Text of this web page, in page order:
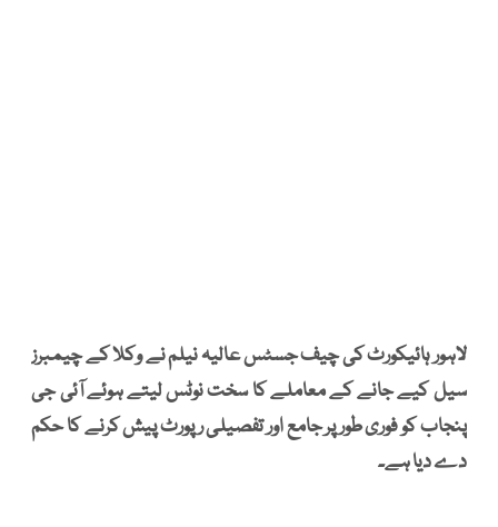
لاہور ہائیکورٹ کی چیف جسٹس عالیہ نیلم نے وکلا کے چیمبرز
سیل کیے جانے کے معاملے کا سخت نوٹس لیتے ہوئے آئی جی
پنجاب کو فوری طور پر جامع اور تفصیلی رپورٹ پیش کرنے کا حکم
دے دیا ہے۔